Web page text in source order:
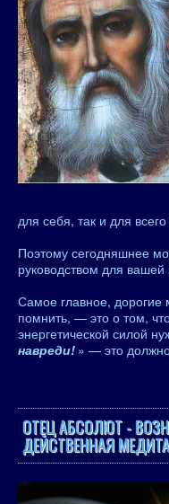
для себя, так и для
Поэтому сегодняшнее
руководством для
Самое главное, дорогие
помнить, — это о том,
энергетической силой
навреди! » — это
ОТЕЦ АБСОЛЮТ -
ДЕЙСТВЕННАЯ